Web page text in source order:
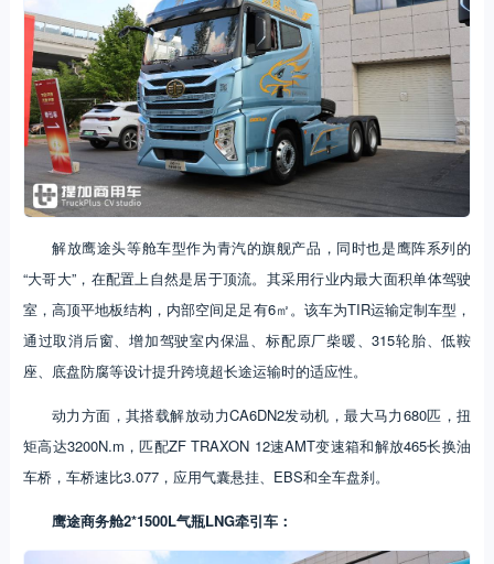
解放鹰途头等舱车型作为青汽的旗舰产品，同时也是鹰阵系列的
“大哥大”，在配置上自然是居于顶流。其采用行业内最大面积单体驾驶
室，高顶平地板结构，内部空间足足有6㎡。该车为TIR运输定制车型，
通过取消后窗、增加驾驶室内保温、标配原厂柴暖、315轮胎、低鞍
座、底盘防腐等设计提升跨境超长途运输时的适应性。
动力方面，其搭载解放动力CA6DN2发动机，最大马力680匹，扭
矩高达3200N.m，匹配ZF TRAXON 12速AMT变速箱和解放465长换油
车桥，车桥速比3.077，应用气囊悬挂、EBS和全车盘刹。
鹰途商务舱2*1500L气瓶LNG牵引车：